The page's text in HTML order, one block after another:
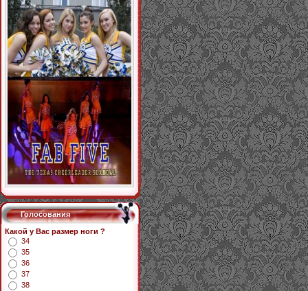
Голосования
Какой у Вас размер ноги ?
34
35
36
37
38